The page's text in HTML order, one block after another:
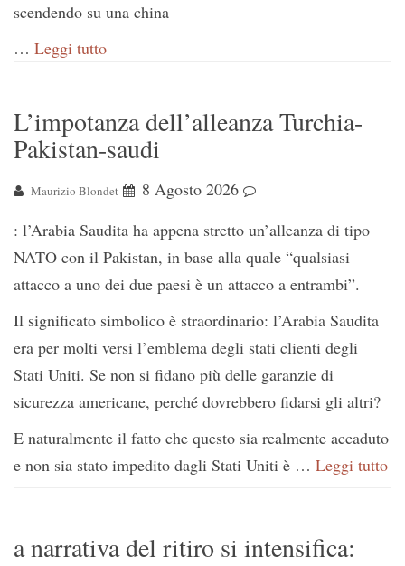
scendendo su una china
… Leggi tutto
L’impotanza dell’alleanza Turchia-
Pakistan-saudi
Maurizio Blondet
8 Agosto 2026
: l’Arabia Saudita ha appena stretto un’alleanza di tipo
NATO con il Pakistan, in base alla quale “qualsiasi
attacco a uno dei due paesi è un attacco a entrambi”.
Il significato simbolico è straordinario: l’Arabia Saudita
era per molti versi l’emblema degli stati clienti degli
Stati Uniti. Se non si fidano più delle garanzie di
sicurezza americane, perché dovrebbero fidarsi gli altri?
E naturalmente il fatto che questo sia realmente accaduto
e non sia stato impedito dagli Stati Uniti è … Leggi tutto
a narrativa del ritiro si intensifica: